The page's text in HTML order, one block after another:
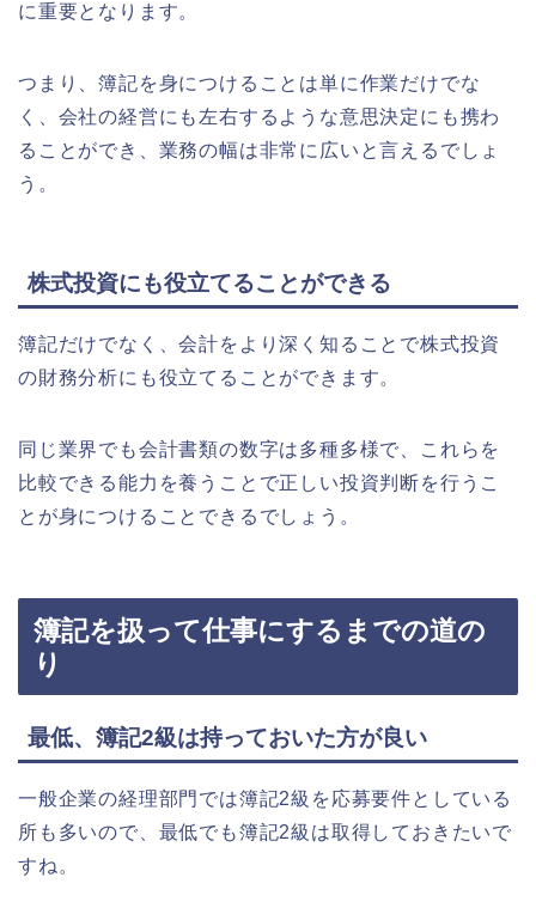
に重要となります。
つまり、簿記を身につけることは単に作業だけでな
く、会社の経営にも左右するような意思決定にも携わ
ることができ、業務の幅は非常に広いと言えるでしょ
う。
株式投資にも役立てることができる
簿記だけでなく、会計をより深く知ることで株式投資
の財務分析にも役立てることができます。
同じ業界でも会計書類の数字は多種多様で、これらを
比較できる能力を養うことで正しい投資判断を行うこ
とが身につけることできるでしょう。
簿記を扱って仕事にするまでの道の
り
最低、簿記2級は持っておいた方が良い
一般企業の経理部門では簿記2級を応募要件としている
所も多いので、最低でも簿記2級は取得しておきたいで
すね。